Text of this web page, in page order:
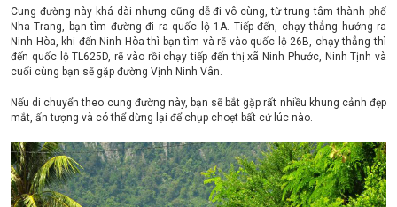
Cung đường này khá dài nhưng cũng dễ đi vô cùng, từ trung tâm thành phố
Nha Trang, bạn tìm đường đi ra quốc lộ 1A. Tiếp đến, chạy thẳng hướng ra
Ninh Hòa, khi đến Ninh Hòa thì bạn tìm và rẽ vào quốc lộ 26B, chạy thẳng thì
đến quốc lộ TL625D, rẽ vào rồi chạy tiếp đến thị xã Ninh Phước, Ninh Tịnh và
cuối cùng bạn sẽ gặp đường Vịnh Ninh Vân.
Nếu di chuyển theo cung đường này, bạn sẽ bắt gặp rất nhiều khung cảnh đẹp
mắt, ấn tượng và có thể dừng lại để chụp choẹt bất cứ lúc nào.